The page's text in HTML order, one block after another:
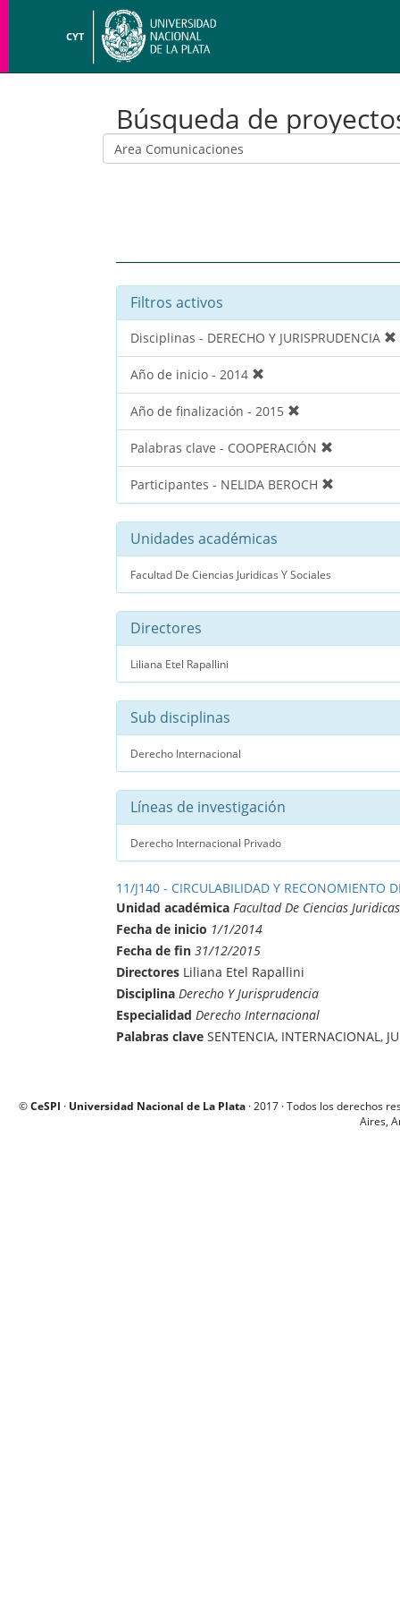
CYT
Búsqueda de
Filtros activos
Disciplinas - DERECHO Y JURISPRUDENCIA
Año de inicio - 2014
Año de finalización - 2015
Palabras clave - COOPERACIÓN
Participantes - NELIDA BEROCH
Unidades académicas
Facultad De Ciencias Juridicas Y Sociales
Directores
Liliana Etel Rapallini
Sub disciplinas
Derecho Internacional
Líneas de investigación
Derecho Internacional Privado
11/J140 - CIRCULABILIDAD Y RECONOMIENTO
Unidad académica Facultad De Ciencias
Fecha de inicio 1/1/2014
Fecha de fin 31/12/2015
Directores Liliana Etel Rapallini
Disciplina Derecho Y Jurisprudencia
Especialidad Derecho Internacional
Palabras clave SENTENCIA, INTERNACIONAL,
©CeSPI · Universidad Nacional de La Plata · 2017 · Todos los derechos
Aires,